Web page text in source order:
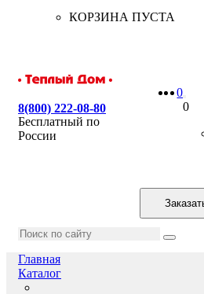
КОРЗИНА ПУСТА
8(800) 222-08-80
Бесплатный по
России
0
0
Главная
Каталог